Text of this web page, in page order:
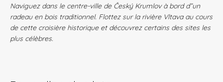
Naviguez dans le centre-ville de Český Krumlov à bord d”un
radeau en bois traditionnel. Flottez sur la rivière Vltava au cours
de cette croisière historique et découvrez certains des sites les
plus célèbres.